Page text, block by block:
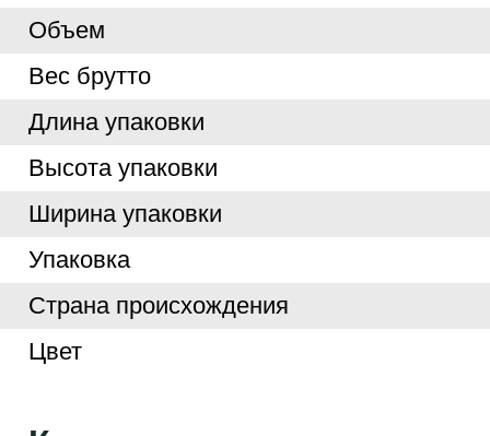
Объем
Вес брутто
Длина упаковки
Высота упаковки
Ширина упаковки
Упаковка
Страна происхождения
Цвет